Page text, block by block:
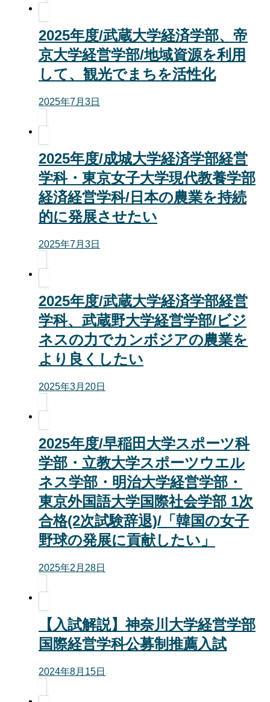
2025年度/武蔵大学経済学部、帝
京大学経営学部/地域資源を利用
して、観光でまちを活性化
2025年7月3日
2025年度/成城大学経済学部経営
学科・東京女子大学現代教養学部
経済経営学科/日本の農業を持続
的に発展させたい
2025年7月3日
2025年度/武蔵大学経済学部経営
学科、武蔵野大学経営学部/ビジ
ネスの力でカンボジアの農業を
より良くしたい
2025年3月20日
2025年度/早稲田大学スポーツ科
学部・立教大学スポーツウエル
ネス学部・明治大学経営学部・
東京外国語大学国際社会学部 1次
合格(2次試験辞退)/「韓国の女子
野球の発展に貢献したい」
2025年2月28日
【入試解説】神奈川大学経営学部
国際経営学科公募制推薦入試
2024年8月15日